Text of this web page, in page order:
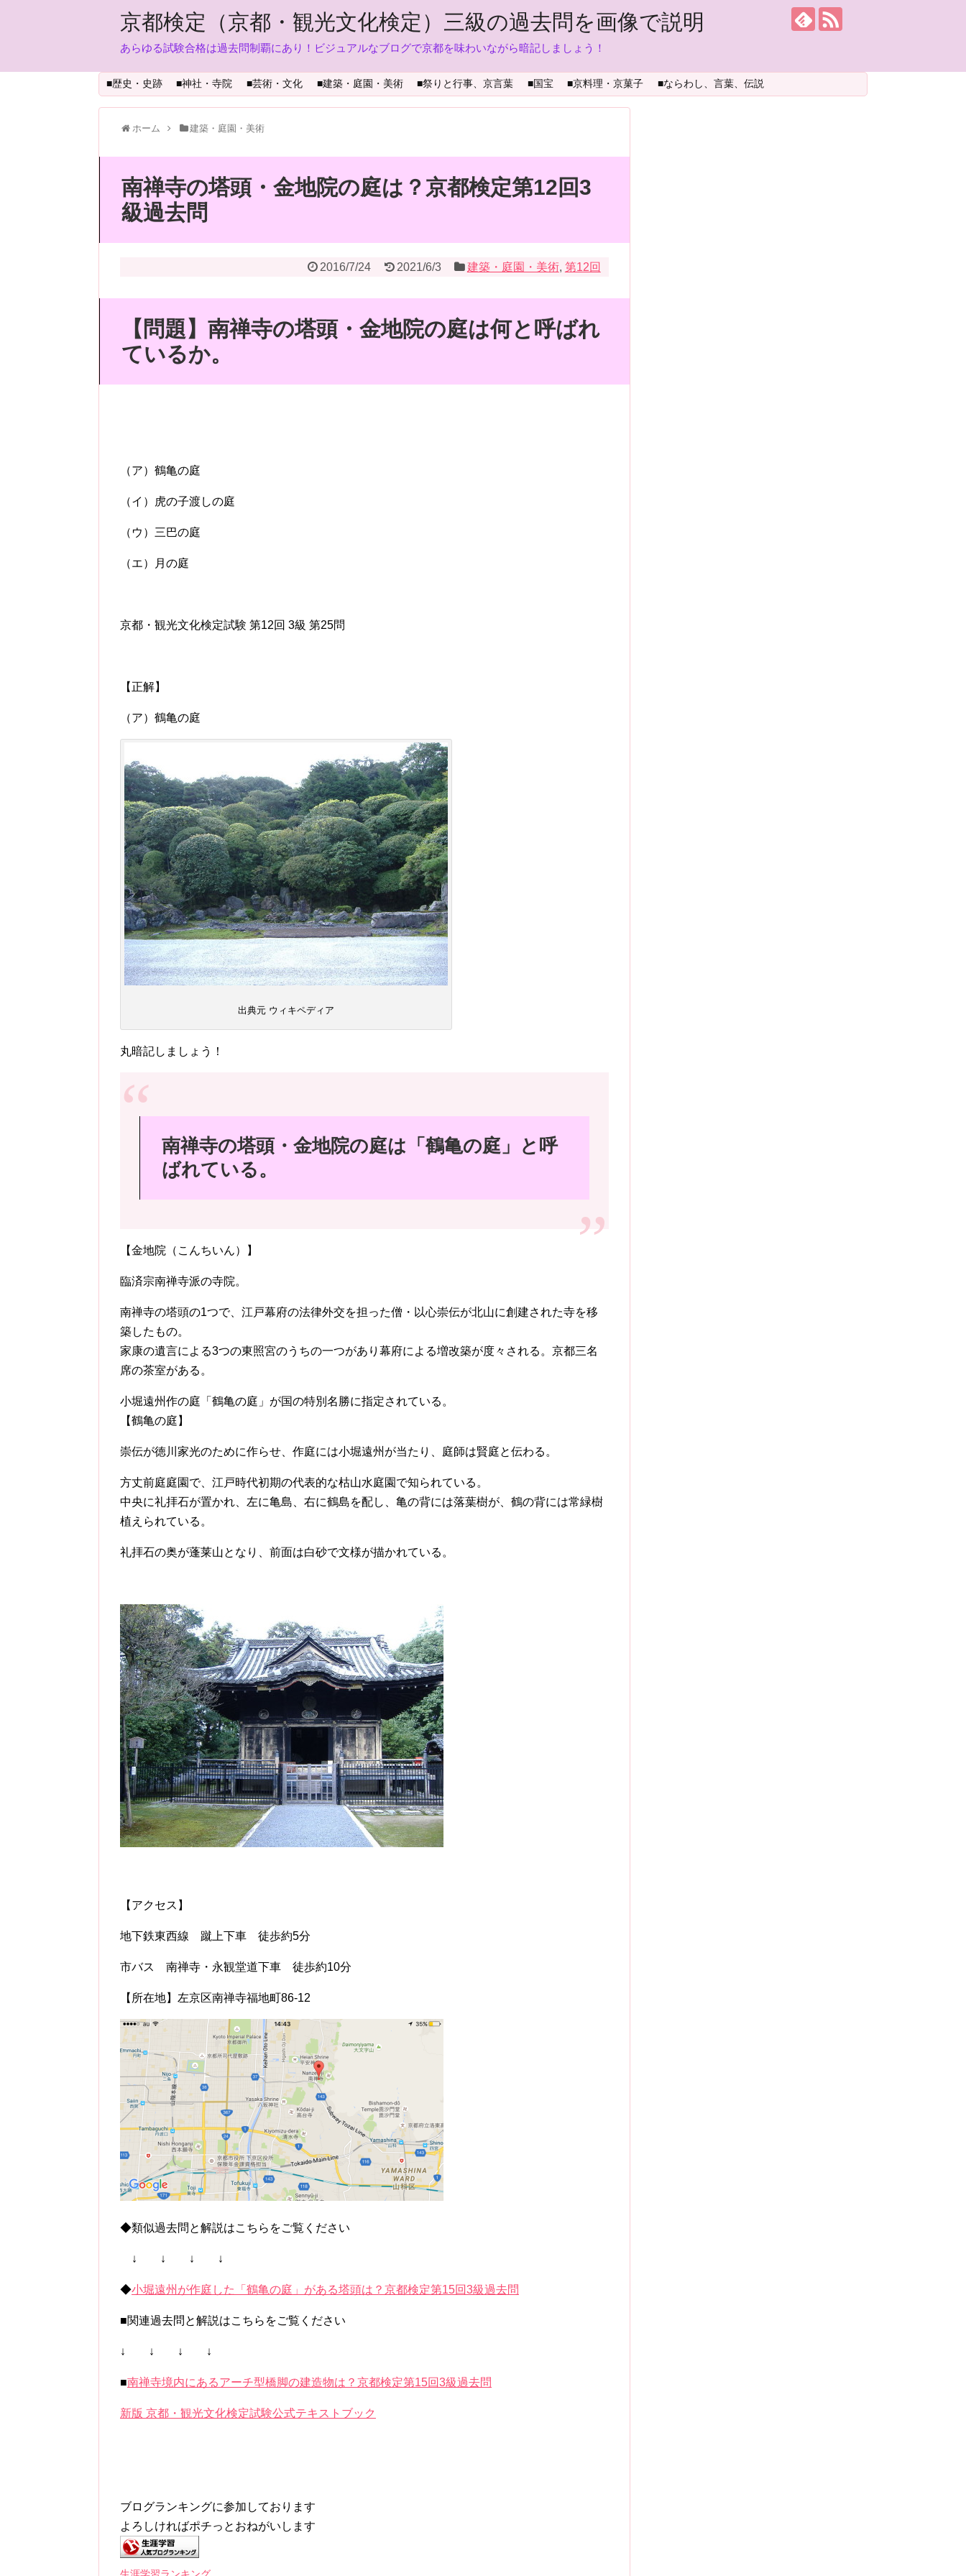
京都検定（京都・観光文化検定）三級の過去問を画像で説明
あらゆる試験合格は過去問制覇にあり！ビジュアルなブログで京都を味わいながら暗記しましょう！
■歴史・史跡 ■神社・寺院 ■芸術・文化 ■建築・庭園・美術 ■祭りと行事、京言葉 ■国宝 ■京料理・京菓子 ■ならわし、言葉、伝説
ホーム 建築・庭園・美術
南禅寺の塔頭・金地院の庭は？京都検定第12回3
級過去問
2016/7/24 2021/6/3 建築・庭園・美術, 第12回
【問題】南禅寺の塔頭・金地院の庭は何と呼ばれ
ているか。
（ア）鶴亀の庭
（イ）虎の子渡しの庭
（ウ）三巴の庭
（エ）月の庭
京都・観光文化検定試験 第12回 3級 第25問
【正解】
（ア）鶴亀の庭
出典元 ウィキペディア
丸暗記しましょう！
南禅寺の塔頭・金地院の庭は「鶴亀の庭」と呼
ばれている。
【金地院（こんちいん）】
臨済宗南禅寺派の寺院。
南禅寺の塔頭の1つで、江戸幕府の法律外交を担った僧・以心崇伝が北山に創建された寺を移
築したもの。
家康の遺言による3つの東照宮のうちの一つがあり幕府による増改築が度々される。京都三名
席の茶室がある。
小堀遠州作の庭「鶴亀の庭」が国の特別名勝に指定されている。
【鶴亀の庭】
崇伝が徳川家光のために作らせ、作庭には小堀遠州が当たり、庭師は賢庭と伝わる。
方丈前庭庭園で、江戸時代初期の代表的な枯山水庭園で知られている。
中央に礼拝石が置かれ、左に亀島、右に鶴島を配し、亀の背には落葉樹が、鶴の背には常緑樹
植えられている。
礼拝石の奥が蓬莱山となり、前面は白砂で文様が描かれている。
【アクセス】
地下鉄東西線 蹴上下車 徒歩約5分
市バス 南禅寺・永観堂道下車 徒歩約10分
【所在地】左京区南禅寺福地町86-12
◆類似過去問と解説はこちらをご覧ください
↓ ↓ ↓ ↓
◆小堀遠州が作庭した「鶴亀の庭」がある塔頭は？京都検定第15回3級過去問
■関連過去問と解説はこちらをご覧ください
↓ ↓ ↓ ↓
■南禅寺境内にあるアーチ型橋脚の建造物は？京都検定第15回3級過去問
新版 京都・観光文化検定試験公式テキストブック
ブログランキングに参加しております
よろしければポチっとおねがいします
生涯学習ランキング